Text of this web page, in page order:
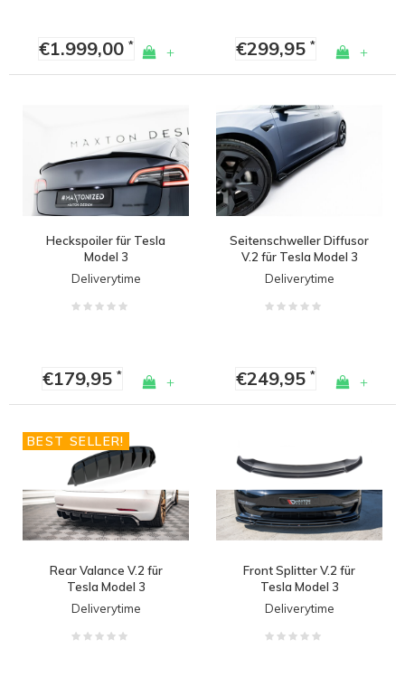
€1.999,00* + €299,95* +
Heckspoiler für Tesla
Model 3
Deliverytime
€179,95* +
Seitenschweller Diffusor
V.2 für Tesla Model 3
Deliverytime
€249,95* +
BEST SELLER!
Rear Valance V.2 für
Tesla Model 3
Deliverytime
Front Splitter V.2 für
Tesla Model 3
Deliverytime